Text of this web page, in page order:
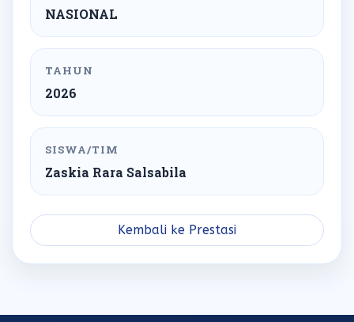
NASIONAL
TAHUN
2026
SISWA/TIM
Zaskia Rara Salsabila
Kembali ke Prestasi